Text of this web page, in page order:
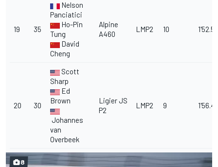
19 35
Nelson
Panciatici
Ho-Pin
Tung
David
Cheng
Alpine
A460
LMP2 10
20 30
Scott
Sharp
Ed
Brown
Johannes
van
Overbeek
Ligier JS
P2
LMP2 9
8